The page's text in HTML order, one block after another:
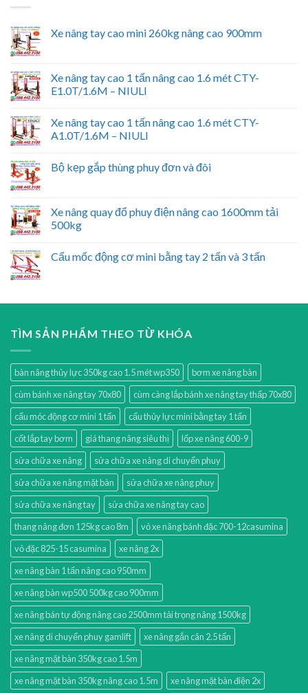
Xe nâng tay cao mini 260kg nâng cao 900mm
Xe nâng tay cao 1 tấn nâng cao 1.6 mét CTY-
E1.0T/1.6M – NIULI
Xe nâng tay cao 1 tấn nâng cao 1.6 mét CTY-
A1.0T/1.6M – NIULI
Bộ kẹp gắp thùng phuy đơn và đôi
Xe nâng quay đổ phuy điện nâng cao 1600mm tải
500kg
Cẩu mốc động cơ mini bằng tay 2 tấn và 3 tấn
TÌM SẢN PHẨM THEO TỪ KHÓA
bàn nâng thủy lực 350kg cao 1.5 mét wp350
bơm xe nâng bàn
cùm bánh xe nâng tay 70x80
cùm càng lắp bánh xe nâng tay thấp 70x80
cẩu móc động cơ mini 1 tấn
cẩu thủy lực mini bằng tay 1 tấn
cốt lắp tay bơm
giá thang nâng siêu thị
lốp xe nâng 600-9
sửa chữa xe nâng
sửa chữa xe nâng di chuyển phuy
sửa chữa xe nâng mặt bàn
sửa chữa xe nâng phuy
sửa chữa xe nâng tay
sửa chữa xe nâng tay cao
thang nâng đơn 125kg cao 8m
vỏ xe nâng bánh đặc 700-12casumina
vỏ đặc 825-15 casumina
xe nâng 2x
xe nâng bàn 1 tấn nâng cao 950mm
xe nâng bàn wp500 500kg cao 900mm
xe nâng bán tự động nâng cao 2500mm tải trọng nâng 1500kg
xe nâng di chuyển phuy gamlift
xe nâng gắn cân 2.5 tấn
xe nâng mặt bàn 350kg cao 1.5m
xe nâng mặt bàn 350kg nâng cao 1.5m
xe nâng mặt bàn điện 2x